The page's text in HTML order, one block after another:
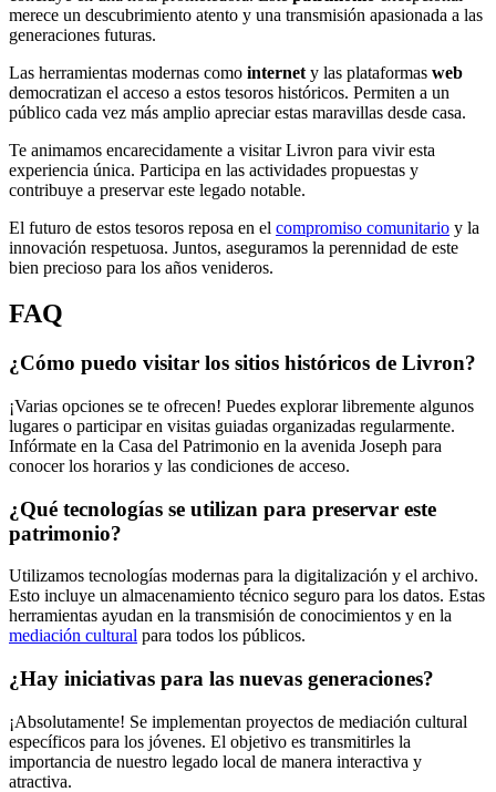
merece un descubrimiento atento y una transmisión apasionada a las
generaciones futuras.
Las herramientas modernas como internet y las plataformas web
democratizan el acceso a estos tesoros históricos. Permiten a un
público cada vez más amplio apreciar estas maravillas desde casa.
Te animamos encarecidamente a visitar Livron para vivir esta
experiencia única. Participa en las actividades propuestas y
contribuye a preservar este legado notable.
El futuro de estos tesoros reposa en el compromiso comunitario y la
innovación respetuosa. Juntos, aseguramos la perennidad de este
bien precioso para los años venideros.
FAQ
¿Cómo puedo visitar los sitios históricos de Livron?
¡Varias opciones se te ofrecen! Puedes explorar libremente algunos
lugares o participar en visitas guiadas organizadas regularmente.
Infórmate en la Casa del Patrimonio en la avenida Joseph para
conocer los horarios y las condiciones de acceso.
¿Qué tecnologías se utilizan para preservar este
patrimonio?
Utilizamos tecnologías modernas para la digitalización y el archivo.
Esto incluye un almacenamiento técnico seguro para los datos. Estas
herramientas ayudan en la transmisión de conocimientos y en la
mediación cultural para todos los públicos.
¿Hay iniciativas para las nuevas generaciones?
¡Absolutamente! Se implementan proyectos de mediación cultural
específicos para los jóvenes. El objetivo es transmitirles la
importancia de nuestro legado local de manera interactiva y
atractiva.